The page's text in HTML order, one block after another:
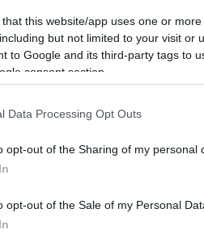
that this website/app uses one or
but not limited to your visit or
to Google and its third-party tags to
consent section.
Data Processing Opt Outs
opt-out of the Sharing of my personal
opt-out of the Sale of my Personal